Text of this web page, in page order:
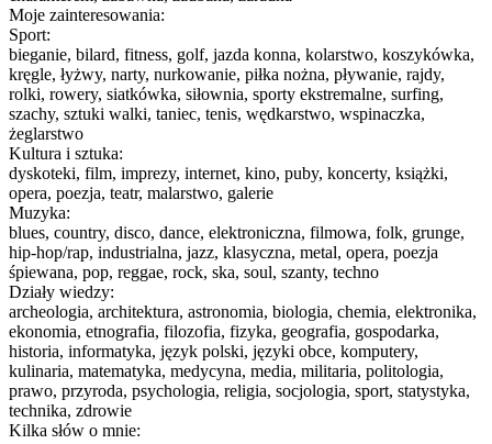
Moje zainteresowania:
Sport:
bieganie, bilard, fitness, golf, jazda konna, kolarstwo, koszykówka,
kręgle, łyżwy, narty, nurkowanie, piłka nożna, pływanie, rajdy,
rolki, rowery, siatkówka, siłownia, sporty ekstremalne, surfing,
szachy, sztuki walki, taniec, tenis, wędkarstwo, wspinaczka,
żeglarstwo
Kultura i sztuka:
dyskoteki, film, imprezy, internet, kino, puby, koncerty, książki,
opera, poezja, teatr, malarstwo, galerie
Muzyka:
blues, country, disco, dance, elektroniczna, filmowa, folk, grunge,
hip-hop/rap, industrialna, jazz, klasyczna, metal, opera, poezja
śpiewana, pop, reggae, rock, ska, soul, szanty, techno
Działy wiedzy:
archeologia, architektura, astronomia, biologia, chemia, elektronika,
ekonomia, etnografia, filozofia, fizyka, geografia, gospodarka,
historia, informatyka, język polski, języki obce, komputery,
kulinaria, matematyka, medycyna, media, militaria, politologia,
prawo, przyroda, psychologia, religia, socjologia, sport, statystyka,
technika, zdrowie
Kilka słów o mnie: